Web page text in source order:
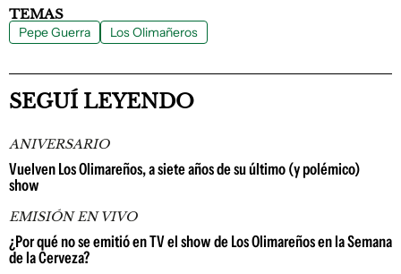
TEMAS
Pepe Guerra Los Olimañeros
SEGUÍ LEYENDO
ANIVERSARIO
Vuelven Los Olimareños, a siete años de su último (y polémico)
show
EMISIÓN EN VIVO
¿Por qué no se emitió en TV el show de Los Olimareños en la Semana
de la Cerveza?